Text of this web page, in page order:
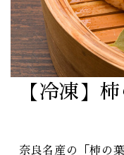
【冷凍】
奈良名産の「柿の